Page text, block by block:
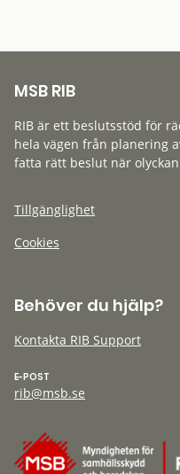
MSB RIB
RIB är ett beslutsstöd för
hela vägen från planering
fatta rätt beslut när
Tillgänglighet
Cookies
Behöver du hjälp?
Kontakta RIB Support
E-POST
rib@msb.se